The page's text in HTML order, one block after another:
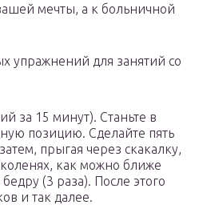
мечты, а к больничной
упражнений для занятий со
за 15 минут). Станьте в
позицию. Сделайте пять
прыгая через скакалку,
как можно ближе
(3 раза). После этого
и так далее.